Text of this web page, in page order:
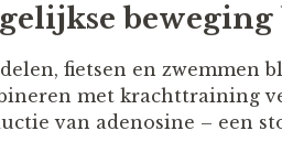
fietsen en zwemmen
met krachttraining
van adenosine – een